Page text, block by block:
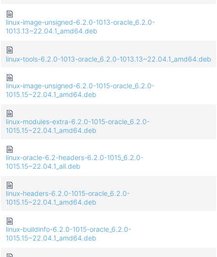
linux-image-unsigned-6.2.0-1013-oracle_6.2.0-
1013.13~22.04.1_amd64.deb
linux-tools-6.2.0-1013-oracle_6.2.0-1013.13~22.04.1_amd64.deb
linux-image-unsigned-6.2.0-1015-oracle_6.2.0-
1015.15~22.04.1_amd64.deb
linux-modules-extra-6.2.0-1015-oracle_6.2.0-
1015.15~22.04.1_amd64.deb
linux-oracle-6.2-headers-6.2.0-1015_6.2.0-
1015.15~22.04.1_all.deb
linux-headers-6.2.0-1015-oracle_6.2.0-
1015.15~22.04.1_amd64.deb
linux-buildinfo-6.2.0-1015-oracle_6.2.0-
1015.15~22.04.1_amd64.deb